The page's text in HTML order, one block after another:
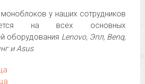
у наших сотрудников
на всех основных
оборудования Lenovo, Эпл, Benq,
и Asus.